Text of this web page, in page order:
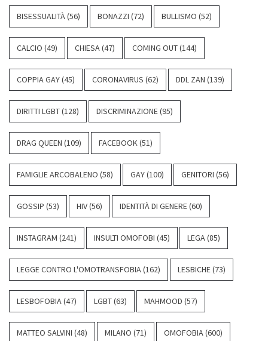
BISESSUALITÀ(56) BONAZZI (72) BULLISMO (52)
CALCIO (49) CHIESA(47) COMING OUT(144)
COPPIA GAY(45) CORONAVIRUS (62) DDL ZAN (139)
DIRITTI LGBT(128) DISCRIMINAZIONE(95)
DRAG QUEEN (109) FACEBOOK(51)
FAMIGLIE ARCOBALENO (58) GAY(100) GENITORI (56)
GOSSIP (53) HIV(56) IDENTITÀ DI GENERE(60)
INSTAGRAM (241) INSULTI OMOFOBI (45) LEGA(85)
LEGGE CONTRO L'OMOTRANSFOBIA(162) LESBICHE(73)
LESBOFOBIA(47) LGBT(63) MAHMOOD (57)
MATTEO SALVINI (48) MILANO (71) OMOFOBIA(600)